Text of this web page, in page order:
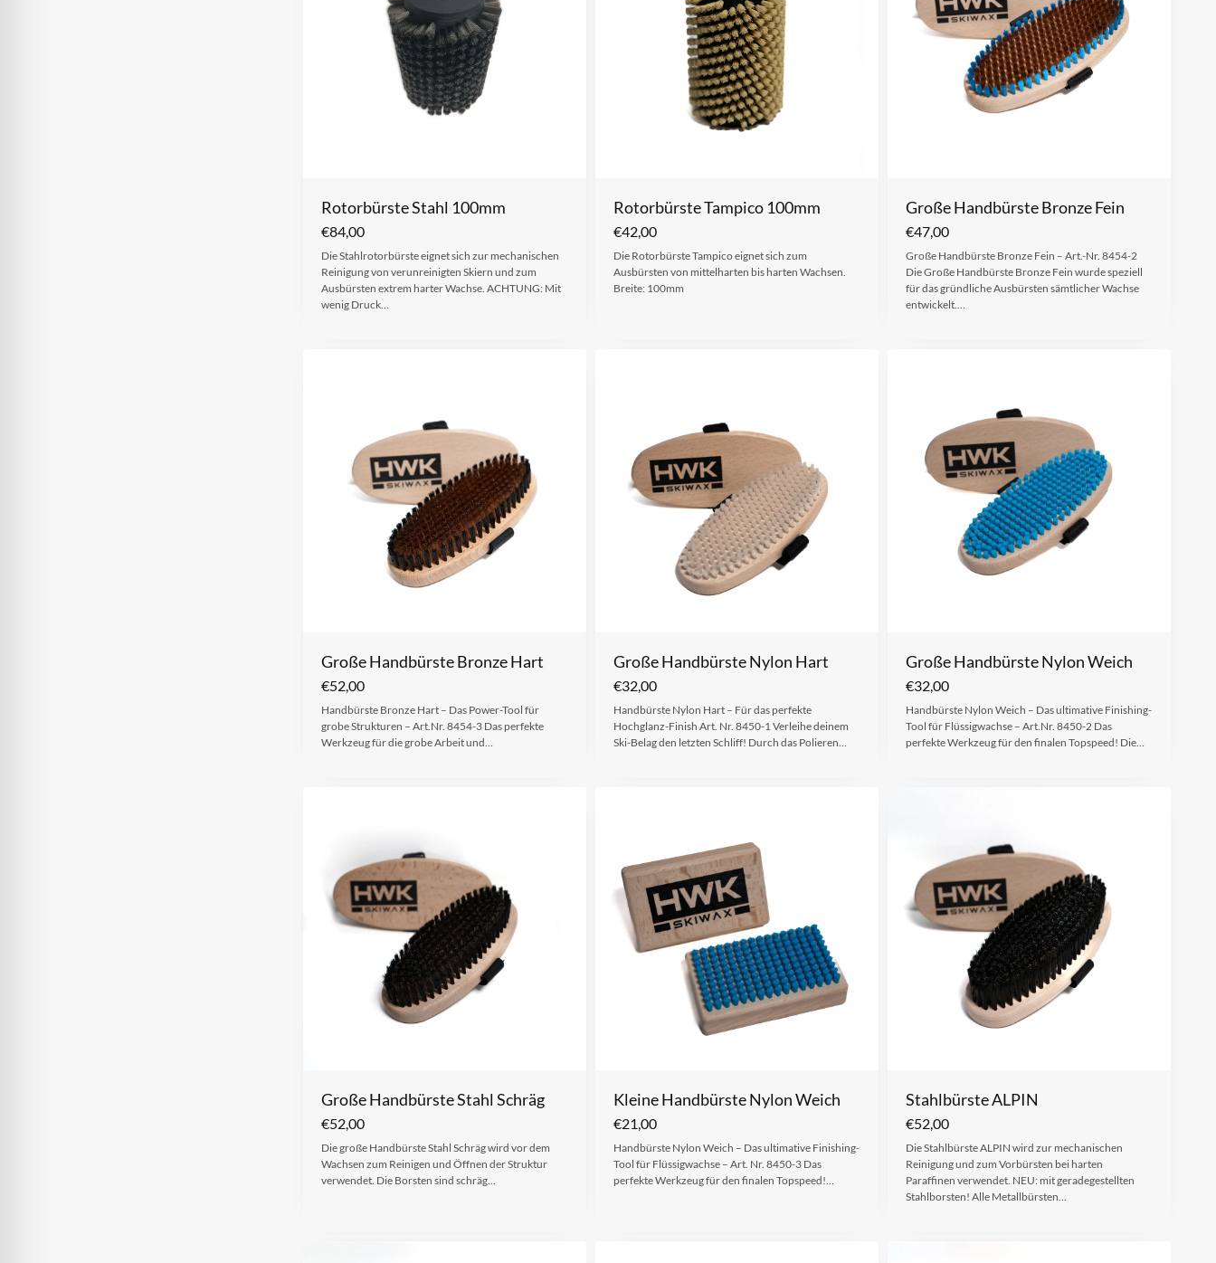
Rotorbürste Stahl 100mm
€84,00
Die Stahlrotorbürste eignet sich zur mechanischen
Reinigung von verunreinigten Skiern und zum
Ausbürsten extrem harter Wachse. ACHTUNG: Mit
wenig Druck…
Rotorbürste Tampico 100mm
€42,00
Die Rotorbürste Tampico eignet sich zum
Ausbürsten von mittelharten bis harten Wachsen.
Breite: 100mm
Große Handbürste Bronze Fein
€47,00
Große Handbürste Bronze Fein – Art.-Nr. 8454-2
Die Große Handbürste Bronze Fein wurde speziell
für das gründliche Ausbürsten sämtlicher Wachse
entwickelt.…
Große Handbürste Bronze Hart
€52,00
Handbürste Bronze Hart – Das Power-Tool für
grobe Strukturen – Art.Nr. 8454-3 Das perfekte
Werkzeug für die grobe Arbeit und…
Große Handbürste Nylon Hart
€32,00
Handbürste Nylon Hart – Für das perfekte
Hochglanz-Finish Art. Nr. 8450-1 Verleihe deinem
Ski-Belag den letzten Schliff! Durch das Polieren…
Große Handbürste Nylon Weich
€32,00
Handbürste Nylon Weich – Das ultimative Finishing-
Tool für Flüssigwachse – Art.Nr. 8450-2 Das
perfekte Werkzeug für den finalen Topspeed! Die…
Große Handbürste Stahl Schräg
€52,00
Die große Handbürste Stahl Schräg wird vor dem
Wachsen zum Reinigen und Öffnen der Struktur
verwendet. Die Borsten sind schräg…
Kleine Handbürste Nylon Weich
€21,00
Handbürste Nylon Weich – Das ultimative Finishing-
Tool für Flüssigwachse – Art. Nr. 8450-3 Das
perfekte Werkzeug für den finalen Topspeed!…
Stahlbürste ALPIN
€52,00
Die Stahlbürste ALPIN wird zur mechanischen
Reinigung und zum Vorbürsten bei harten
Paraffinen verwendet. NEU: mit geradegestellten
Stahlborsten! Alle Metallbürsten…